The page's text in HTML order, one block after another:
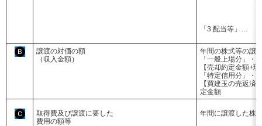
「3.配当等」…
Ｂ
譲渡の対価の額
（収入金額）
年間の株式等の譲
「一般上場分」・
【売却約定金額+
「特定信用分」・
【買建玉の売返済
定金額
Ｃ
取得費及び譲渡に要した
費用の額等
年間に譲渡した株